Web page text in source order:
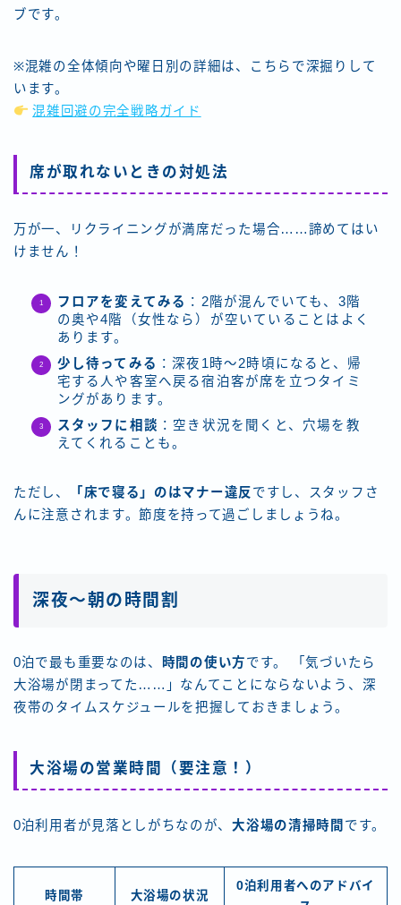
ブです。
※混雑の全体傾向や曜日別の詳細は、こちらで深掘りして
います。
混雑回避の完全戦略ガイド
席が取れないときの対処法
万が一、リクライニングが満席だった場合……諦めてはい
けません！
フロアを変えてみる ：2階が混んでいても、3階
の奥や4階（女性なら）が空いていることはよく
あります。
少し待ってみる ：深夜1時〜2時頃になると、帰
宅する人や客室へ戻る宿泊客が席を立つタイミ
ングがあります。
スタッフに相談 ：空き状況を聞くと、穴場を教
えてくれることも。
ただし、 「床で寝る」のはマナー違反ですし、スタッフさ
んに注意されます。節度を持って過ごしましょうね。
深夜〜朝の時間割
0泊で最も重要なのは、 時間の使い方です。 「気づいたら
大浴場が閉まってた……」なんてことにならないよう、深
夜帯のタイムスケジュールを把握しておきましょう。
大浴場の営業時間（要注意！）
0泊利用者が見落としがちなのが、大浴場の清掃時間 です。
時間帯 大浴場の状況
0泊利用者へのアドバイ